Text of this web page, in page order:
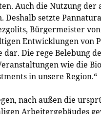
Auch die Nutzung
Deshalb setzte
Bürgermeister
Entwicklungen von
Die rege Belebung
wie die
in unsere Region.“
nach außen die
Arbeitergebäudes